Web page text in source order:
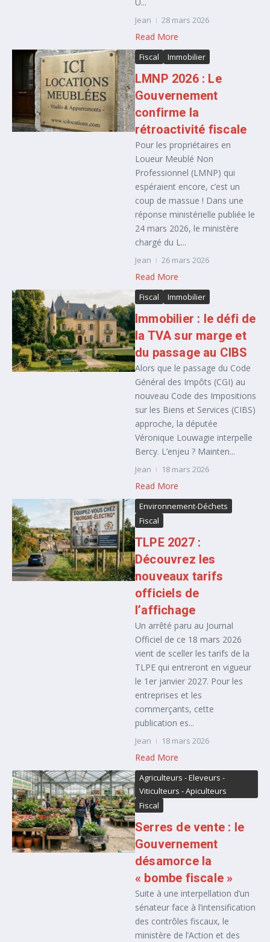
Jean 28 mars 2026
Read More
Fiscal Immobilier
LMNP 2026 : Le
Gouvernement
confirme la
rétroactivité fiscale
Pour les propriétaires en
Loueur Meublé Non
Professionnel (LMNP) qui
espéraient encore, c’est un
coup de massue ! Dans une
réponse ministérielle publiée le
24 mars 2026, le ministère
chargé du L...
Jean 26 mars 2026
Read More
Fiscal Immobilier
Immobilier : le défi de
la TVA sur marge et
du passage au CIBS
Alors que le passage du Code
Général des Impôts (CGI) au
nouveau Code des Impositions
sur les Biens et Services (CIBS)
approche, la députée
Véronique Louwagie interpelle
Bercy. L’enjeu ? Mainten...
Jean 18 mars 2026
Read More
Environnement-Déchets
Fiscal
TLPE 2027 :
Découvrez les
nouveaux tarifs
officiels de
l’affichage
Un arrêté paru au Journal
Officiel de ce 18 mars 2026
vient de sceller les tarifs de la
TLPE qui entreront en vigueur
le 1er janvier 2027. Pour les
entreprises et les
commerçants, cette
publication es...
Jean 18 mars 2026
Read More
Agriculteurs - Eleveurs -
Viticulteurs - Apiculteurs
Fiscal
Serres de vente : le
Gouvernement
désamorce la
« bombe fiscale »
Suite à une interpellation d’un
sénateur face à l’intensification
des contrôles fiscaux, le
ministère de l’Action et des